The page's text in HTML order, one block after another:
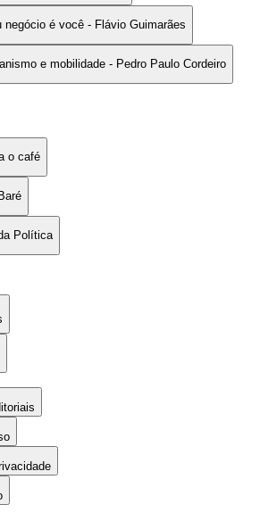
negócio é você - Flávio Guimarães
e mobilidade - Pedro Paulo Cordeiro
o café
Política